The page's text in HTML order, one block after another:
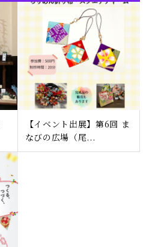
【イベント出展】第6回 ま
なびの広場（尾...